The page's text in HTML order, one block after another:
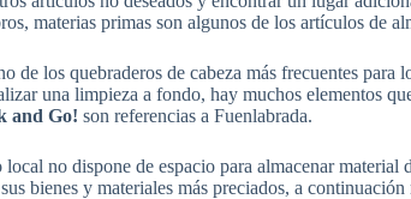
materias primas son algunos de los artículos de
de los quebraderos de cabeza más frecuentes para
una limpieza a fondo, hay muchos elementos
and Go! son referencias a Fuenlabrada.
no dispone de espacio para almacenar material
bienes y materiales más preciados, a